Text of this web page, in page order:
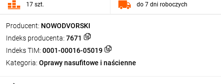
Producent: NOWODVORSKI
Indeks producenta: 7671
Indeks TIM: 0001-00016-05019
Kategoria: Oprawy nasufitowe i naścienne
17 szt. do 7 dni roboczych